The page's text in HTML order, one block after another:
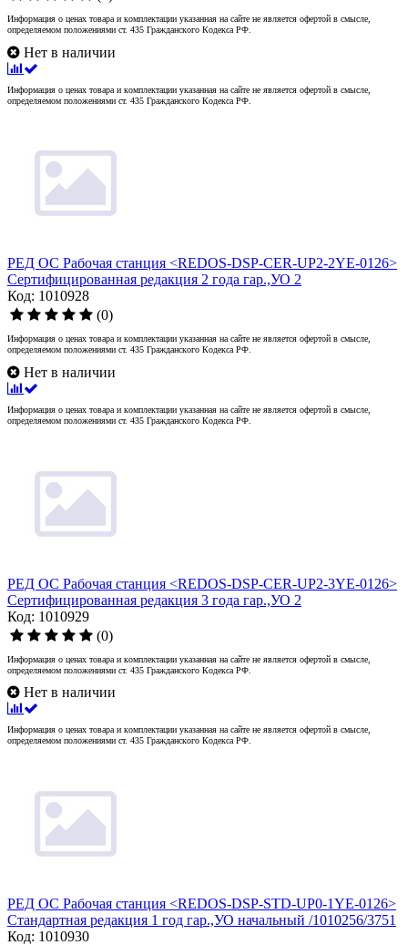
Информация о ценах товара и комплектации указанная на сайте не является офертой в смысле,
определяемом положениями ст. 435 Гражданского Кодекса РФ.
Нет в наличии
Информация о ценах товара и комплектации указанная на сайте не является офертой в смысле,
определяемом положениями ст. 435 Гражданского Кодекса РФ.
РЕД ОС Рабочая станция <REDOS-DSP-CER-UP2-2YE-0126>
Сертифицированная редакция 2 года гар.,УО 2
Код: 1010928
(0)
Информация о ценах товара и комплектации указанная на сайте не является офертой в смысле,
определяемом положениями ст. 435 Гражданского Кодекса РФ.
Нет в наличии
Информация о ценах товара и комплектации указанная на сайте не является офертой в смысле,
определяемом положениями ст. 435 Гражданского Кодекса РФ.
РЕД ОС Рабочая станция <REDOS-DSP-CER-UP2-3YE-0126>
Сертифицированная редакция 3 года гар.,УО 2
Код: 1010929
(0)
Информация о ценах товара и комплектации указанная на сайте не является офертой в смысле,
определяемом положениями ст. 435 Гражданского Кодекса РФ.
Нет в наличии
Информация о ценах товара и комплектации указанная на сайте не является офертой в смысле,
определяемом положениями ст. 435 Гражданского Кодекса РФ.
РЕД ОС Рабочая станция <REDOS-DSP-STD-UP0-1YE-0126>
Стандартная редакция 1 год гар.,УО начальный /1010256/3751
Код: 1010930